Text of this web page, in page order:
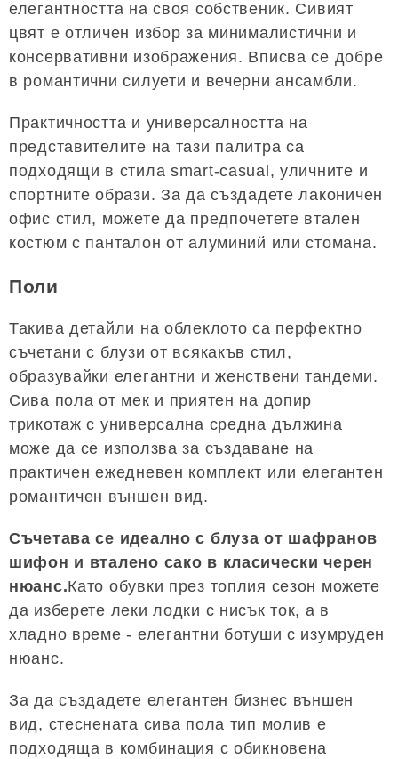
елегантността на своя собственик. Сивият
цвят е отличен избор за минималистични и
консервативни изображения. Вписва се добре
в романтични силуети и вечерни ансамбли.
Практичността и универсалността на
представителите на тази палитра са
подходящи в стила smart-casual, уличните и
спортните образи. За да създадете лаконичен
офис стил, можете да предпочетете втален
костюм с панталон от алуминий или стомана.
Поли
Такива детайли на облеклото са перфектно
съчетани с блузи от всякакъв стил,
образувайки елегантни и женствени тандеми.
Сива пола от мек и приятен на допир
трикотаж с универсална средна дължина
може да се използва за създаване на
практичен ежедневен комплект или елегантен
романтичен външен вид.
Съчетава се идеално с блуза от шафранов
шифон и вталено сако в класически черен
нюанс.Като обувки през топлия сезон можете
да изберете леки лодки с нисък ток, а в
хладно време - елегантни ботуши с изумруден
нюанс.
За да създадете елегантен бизнес външен
вид, стеснената сива пола тип молив е
подходяща в комбинация с обикновена